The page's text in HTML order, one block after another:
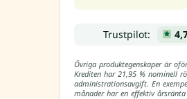
Trustpilot:
Övriga produktegenskaper är
Krediten har 21,95 % nominell
administrationsavgift. En
månader har en effektiv